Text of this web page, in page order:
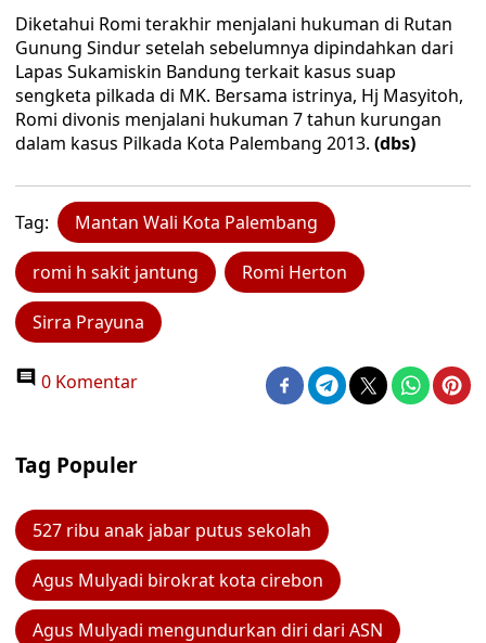
Diketahui Romi terakhir menjalani hukuman di Rutan
Gunung Sindur setelah sebelumnya dipindahkan dari
Lapas Sukamiskin ‎Bandung terkait kasus suap
sengketa pilkada di MK. Bersama istrinya, Hj Masyitoh,
Romi divonis menjalani hukuman 7 tahun kurungan
dalam kasus Pilkada Kota Palembang 2013. (dbs)
Tag: Mantan Wali Kota Palembang
romi h sakit jantung Romi Herton
Sirra Prayuna
0 Komentar
Tag Populer
527 ribu anak jabar putus sekolah
Agus Mulyadi birokrat kota cirebon
Agus Mulyadi mengundurkan diri dari ASN